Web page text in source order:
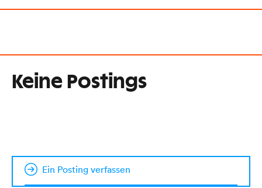
Keine Postings
Ein Posting verfassen